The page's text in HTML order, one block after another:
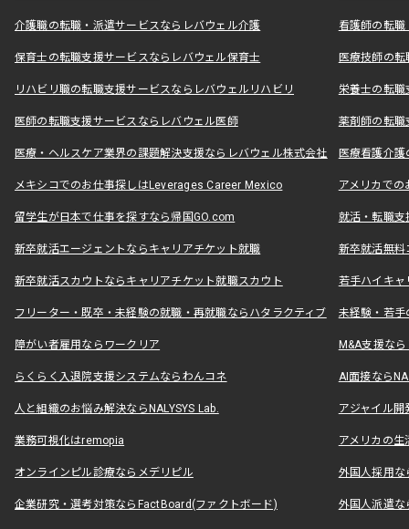
介護職の転職・派遣サービスならレバウェル介護 看護師の転
保育士の転職支援サービスならレバウェル保育士 医療技師の
リハビリ職の転職支援サービスならレバウェルリハビリ 栄養士の転
医師の転職支援サービスならレバウェル医師 薬剤師の転
医療・ヘルスケア業界の課題解決支援ならレバウェル株式会社 医療看護介
メキシコでのお仕事探しはLeverages Career Mexico アメリカで
留学生が日本で仕事を探すなら帰国GO.com 就活・転職
新卒就活エージェントならキャリアチケット就職 新卒就活無料
新卒就活スカウトならキャリアチケット就職スカウト 若手ハイキ
フリーター・既卒・未経験の就職・再就職ならハタラクティブ 未経験・若手
障がい者雇用ならワークリア M&A支援な
らくらく入退院支援システムならわんコネ AI面接なら
人と組織のお悩み解決ならNALYSYS Lab. アジャイル
業務可視化はremopia アメリカの
オンラインピル診療ならメデリピル 外国人採用
企業研究・選考対策ならFactBoard(ファクトボード) 外国人派遣な